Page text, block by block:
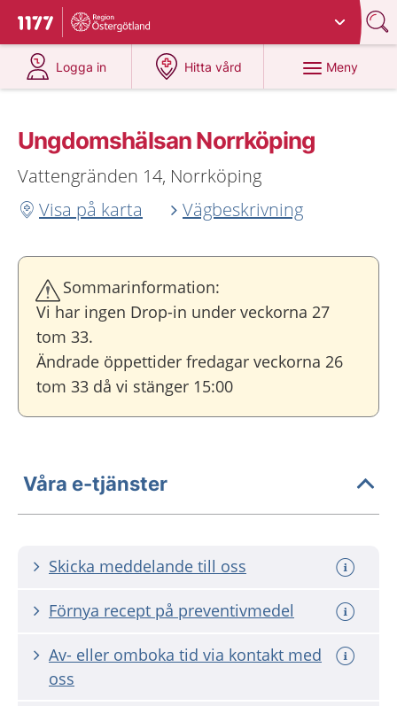
Till startsidan för 1177
Du har valt region
Logga in
på 1177.se
Hitta vård
på 1177.se
Meny
Ungdomshälsan Norrköping
Vattengränden 14, Norrköping
Visa på karta
Vägbeskrivning
Sommarinformation:
Vi har ingen Drop-in under veckorna 27
tom 33.
Ändrade öppettider fredagar veckorna 26
tom 33 då vi stänger 15:00
Våra e-tjänster
Skicka meddelande till oss
Förnya recept på preventivmedel
Av- eller omboka tid via kontakt med
oss